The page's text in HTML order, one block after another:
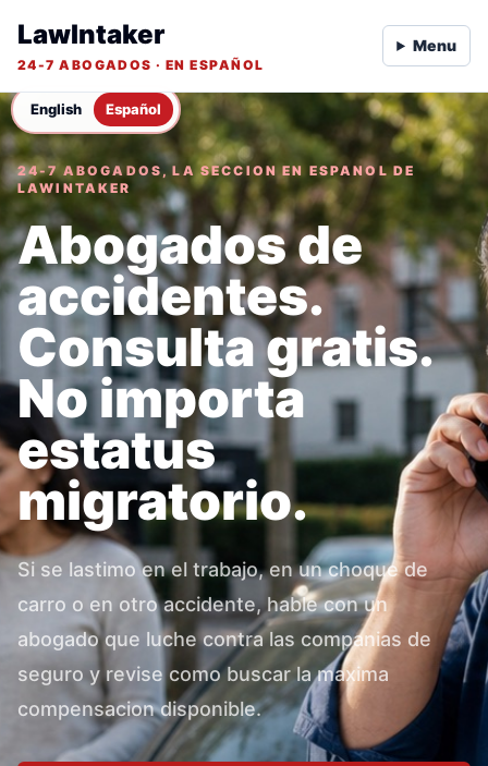
English Español
LawIntaker
24-7 ABOGADOS · EN ESPAÑOL
Menu
24-7 ABOGADOS, LA SECCION EN ESPANOL DE
LAWINTAKER
Abogados de
accidentes.
Consulta gratis.
No importa
estatus
migratorio.
Si se lastimo en el trabajo, en un choque de
carro o en otro accidente, hable con un
abogado que luche contra las companias de
seguro y revise como buscar la maxima
compensacion disponible.